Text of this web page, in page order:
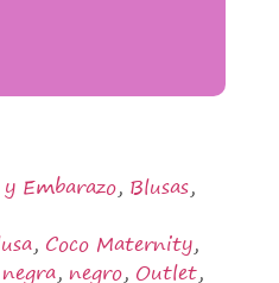
Embarazo, Blusas,
, Coco Maternity,
negra, negro, Outlet,